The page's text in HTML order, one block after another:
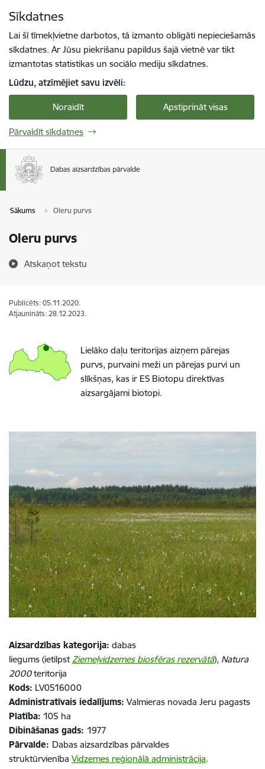
Sīkdatnes
Lai šī tīmekļvietne darbotos, tā izmanto obligāti nepieciešamās
sīkdatnes. Ar Jūsu piekrišanu papildus šajā vietnē var tikt
izmantotas statistikas un sociālo mediju sīkdatnes.
Lūdzu, atzīmējiet savu izvēli:
Noraidīt Apstiprināt visas
Pārvaldīt sīkdatnes
Sākums Oleru purvs
Oleru purvs
Atskaņot tekstu
Publicēts: 05.11.2020.
Atjaunināts: 28.12.2023.
Lielāko daļu teritorijas aizņem pārejas
purvs, purvaini meži un pārejas purvi un
slīkšņas, kas ir ES Biotopu direktīvas
aizsargājami biotopi.
Aizsardzības kategorija: dabas
liegums (ietilpst Ziemeļvidzemes biosfēras rezervātā), Natura
2000teritorija
Kods: LV0516000
Administratīvais iedalījums: Valmieras novada Jeru pagasts
Platība: 105 ha
Dibināšanas gads: 1977
Pārvalde: Dabas aizsardzības pārvaldes
struktūrvienība Vidzemes reģionālā administrācija.